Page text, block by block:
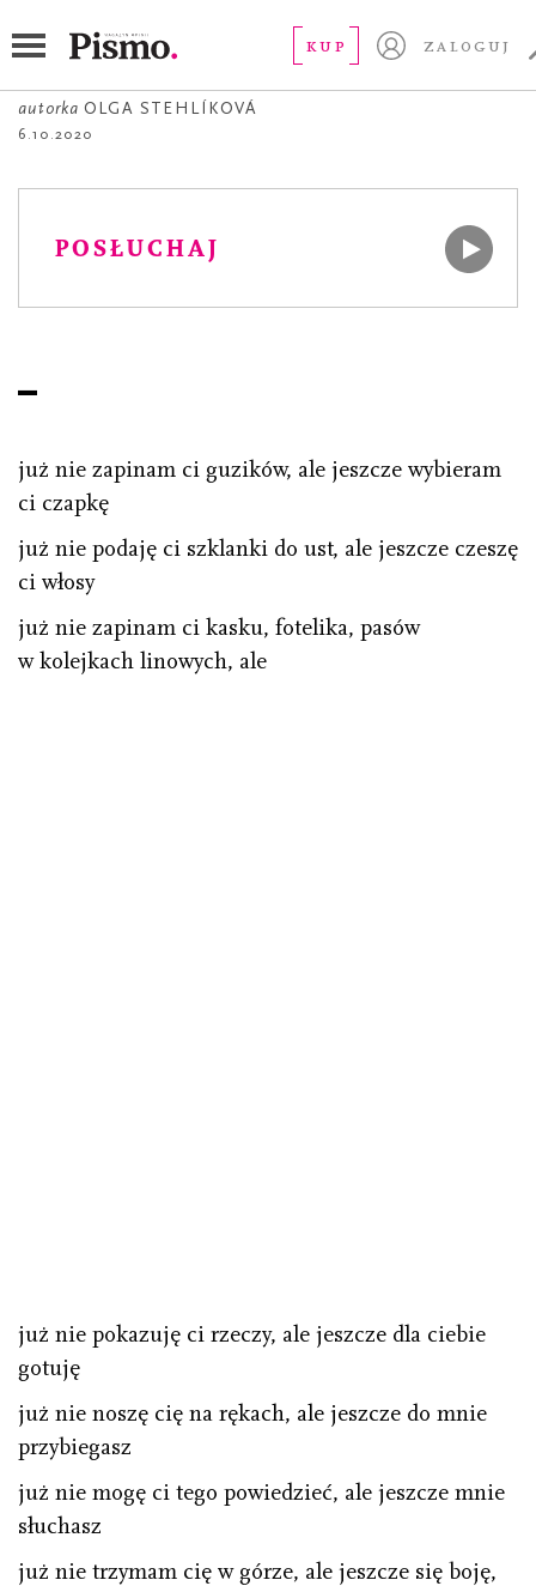
KUP ZALOGUJ
jeszcze, już
autorka OLGA STEHLÍKOVÁ
6.10.2020
POSŁUCHAJ
już nie zapinam ci guzików, ale jeszcze wybieram
ci czapkę
już nie podaję ci szklanki do ust, ale jeszcze czeszę
ci włosy
już nie zapinam ci kasku, fotelika, pasów
w kolejkach linowych, ale
już nie pokazuję ci rzeczy, ale jeszcze dla ciebie
gotuję
już nie noszę cię na rękach, ale jeszcze do mnie
przybiegasz
już nie mogę ci tego powiedzieć, ale jeszcze mnie
słuchasz
już nie trzymam cię w górze, ale jeszcze się boję,